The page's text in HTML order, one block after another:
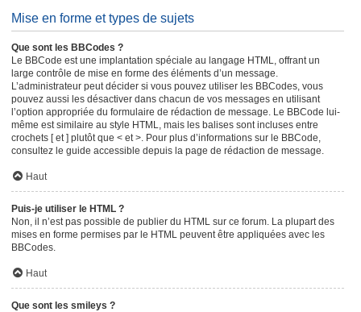
Mise en forme et types de sujets
Que sont les BBCodes ?
Le BBCode est une implantation spéciale au langage HTML, offrant un
large contrôle de mise en forme des éléments d’un message.
L’administrateur peut décider si vous pouvez utiliser les BBCodes, vous
pouvez aussi les désactiver dans chacun de vos messages en utilisant
l’option appropriée du formulaire de rédaction de message. Le BBCode lui-
même est similaire au style HTML, mais les balises sont incluses entre
crochets [ et ] plutôt que < et >. Pour plus d’informations sur le BBCode,
consultez le guide accessible depuis la page de rédaction de message.
Haut
Puis-je utiliser le HTML ?
Non, il n’est pas possible de publier du HTML sur ce forum. La plupart des
mises en forme permises par le HTML peuvent être appliquées avec les
BBCodes.
Haut
Que sont les smileys ?